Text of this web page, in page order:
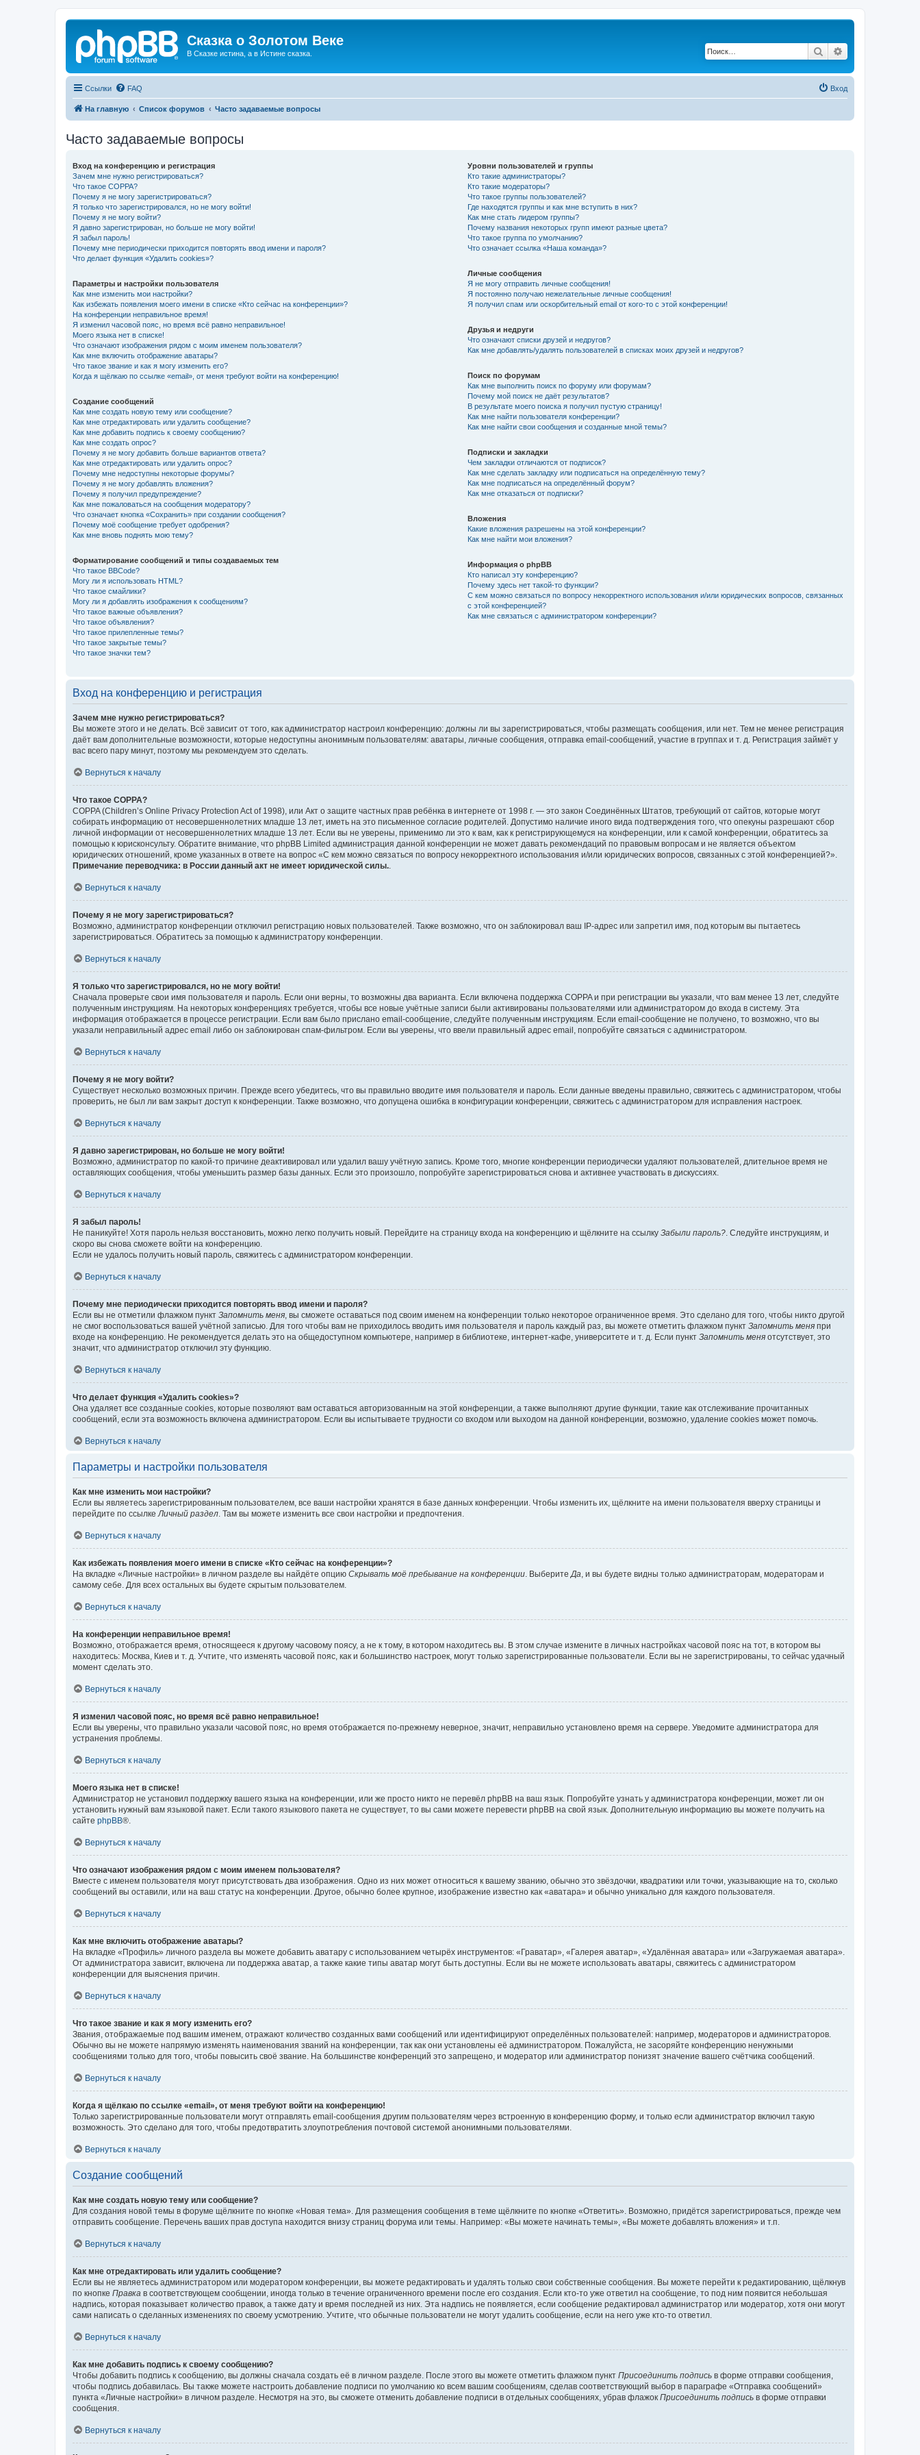
Сказка о Золотом Веке
В Сказке истина, а в Истине сказка. Поиск
Ссылки FAQ Вход
На главную Список форумов Часто задаваемые вопросы
Часто задаваемые вопросы
Вход на конференцию и регистрация
Зачем мне нужно регистрироваться?
Что такое COPPA?
Почему я не могу зарегистрироваться?
Я только что зарегистрировался, но не могу войти!
Почему я не могу войти?
Я давно зарегистрирован, но больше не могу войти!
Я забыл пароль!
Почему мне периодически приходится повторять ввод имени и пароля?
Что делает функция «Удалить cookies»?
Параметры и настройки пользователя
Как мне изменить мои настройки?
Как избежать появления моего имени в списке «Кто сейчас на конференции»?
На конференции неправильное время!
Я изменил часовой пояс, но время всё равно неправильное!
Моего языка нет в списке!
Что означают изображения рядом с моим именем пользователя?
Как мне включить отображение аватары?
Что такое звание и как я могу изменить его?
Когда я щёлкаю по ссылке «email», от меня требуют войти на конференцию!
Создание сообщений
Как мне создать новую тему или сообщение?
Как мне отредактировать или удалить сообщение?
Как мне добавить подпись к своему сообщению?
Как мне создать опрос?
Почему я не могу добавить больше вариантов ответа?
Как мне отредактировать или удалить опрос?
Почему мне недоступны некоторые форумы?
Почему я не могу добавлять вложения?
Почему я получил предупреждение?
Как мне пожаловаться на сообщения модератору?
Что означает кнопка «Сохранить» при создании сообщения?
Почему моё сообщение требует одобрения?
Как мне вновь поднять мою тему?
Форматирование сообщений и типы создаваемых тем
Что такое BBCode?
Могу ли я использовать HTML?
Что такое смайлики?
Могу ли я добавлять изображения к сообщениям?
Что такое важные объявления?
Что такое объявления?
Что такое прилепленные темы?
Что такое закрытые темы?
Что такое значки тем?
Уровни пользователей и группы
Кто такие администраторы?
Кто такие модераторы?
Что такое группы пользователей?
Где находятся группы и как мне вступить в них?
Как мне стать лидером группы?
Почему названия некоторых групп имеют разные цвета?
Что такое группа по умолчанию?
Что означает ссылка «Наша команда»?
Личные сообщения
Я не могу отправить личные сообщения!
Я постоянно получаю нежелательные личные сообщения!
Я получил спам или оскорбительный email от кого-то с этой конференции!
Друзья и недруги
Что означают списки друзей и недругов?
Как мне добавлять/удалять пользователей в списках моих друзей и недругов?
Поиск по форумам
Как мне выполнить поиск по форуму или форумам?
Почему мой поиск не даёт результатов?
В результате моего поиска я получил пустую страницу!
Как мне найти пользователя конференции?
Как мне найти свои сообщения и созданные мной темы?
Подписки и закладки
Чем закладки отличаются от подписок?
Как мне сделать закладку или подписаться на определённую тему?
Как мне подписаться на определённый форум?
Как мне отказаться от подписки?
Вложения
Какие вложения разрешены на этой конференции?
Как мне найти мои вложения?
Информация о phpBB
Кто написал эту конференцию?
Почему здесь нет такой-то функции?
С кем можно связаться по вопросу некорректного использования и/или юридических вопросов, связанных
с этой конференцией?
Как мне связаться с администратором конференции?
Вход на конференцию и регистрация
Зачем мне нужно регистрироваться?
Вы можете этого и не делать. Всё зависит от того, как администратор настроил конференцию: должны ли вы зарегистрироваться, чтобы размещать сообщения, или нет. Тем не менее регистрация
даёт вам дополнительные возможности, которые недоступны анонимным пользователям: аватары, личные сообщения, отправка email-сообщений, участие в группах и т. д. Регистрация займёт у
вас всего пару минут, поэтому мы рекомендуем это сделать.
Вернуться к началу
Что такое COPPA?
COPPA (Children’s Online Privacy Protection Act of 1998), или Акт о защите частных прав ребёнка в интернете от 1998 г. — это закон Соединённых Штатов, требующий от сайтов, которые могут
собирать информацию от несовершеннолетних младше 13 лет, иметь на это письменное согласие родителей. Допустимо наличие иного вида подтверждения того, что опекуны разрешают сбор
личной информации от несовершеннолетних младше 13 лет. Если вы не уверены, применимо ли это к вам, как к регистрирующемуся на конференции, или к самой конференции, обратитесь за
помощью к юрисконсульту. Обратите внимание, что phpBB Limited администрация данной конференции не может давать рекомендаций по правовым вопросам и не является объектом
юридических отношений, кроме указанных в ответе на вопрос «С кем можно связаться по вопросу некорректного использования и/или юридических вопросов, связанных с этой конференцией?».
Примечание переводчика: в России данный акт не имеет юридической силы.
Вернуться к началу
Почему я не могу зарегистрироваться?
Возможно, администратор конференции отключил регистрацию новых пользователей. Также возможно, что он заблокировал ваш IP-адрес или запретил имя, под которым вы пытаетесь
зарегистрироваться. Обратитесь за помощью к администратору конференции.
Вернуться к началу
Я только что зарегистрировался, но не могу войти!
Сначала проверьте свои имя пользователя и пароль. Если они верны, то возможны два варианта. Если включена поддержка COPPA и при регистрации вы указали, что вам менее 13 лет, следуйте
полученным инструкциям. На некоторых конференциях требуется, чтобы все новые учётные записи были активированы пользователями или администратором до входа в систему. Эта
информация отображается в процессе регистрации. Если вам было прислано email-сообщение, следуйте полученным инструкциям. Если email-сообщение не получено, то возможно, что вы
указали неправильный адрес email либо он заблокирован спам-фильтром. Если вы уверены, что ввели правильный адрес email, попробуйте связаться с администратором.
Вернуться к началу
Почему я не могу войти?
Существует несколько возможных причин. Прежде всего убедитесь, что вы правильно вводите имя пользователя и пароль. Если данные введены правильно, свяжитесь с администратором, чтобы
проверить, не был ли вам закрыт доступ к конференции. Также возможно, что допущена ошибка в конфигурации конференции, свяжитесь с администратором для исправления настроек.
Вернуться к началу
Я давно зарегистрирован, но больше не могу войти!
Возможно, администратор по какой-то причине деактивировал или удалил вашу учётную запись. Кроме того, многие конференции периодически удаляют пользователей, длительное время не
оставляющих сообщения, чтобы уменьшить размер базы данных. Если это произошло, попробуйте зарегистрироваться снова и активнее участвовать в дискуссиях.
Вернуться к началу
Я забыл пароль!
Не паникуйте! Хотя пароль нельзя восстановить, можно легко получить новый. Перейдите на страницу входа на конференцию и щёлкните на ссылку Забыли пароль? . Следуйте инструкциям, и
скоро вы снова сможете войти на конференцию.
Если не удалось получить новый пароль, свяжитесь с администратором конференции.
Вернуться к началу
Почему мне периодически приходится повторять ввод имени и пароля?
Если вы не отметили флажком пункт Запомнить меня , вы сможете оставаться под своим именем на конференции только некоторое ограниченное время. Это сделано для того, чтобы никто другой
не смог воспользоваться вашей учётной записью. Для того чтобы вам не приходилось вводить имя пользователя и пароль каждый раз, вы можете отметить флажком пункт Запомнить меня при
входе на конференцию. Не рекомендуется делать это на общедоступном компьютере, например в библиотеке, интернет-кафе, университете и т. д. Если пункт Запомнить меня отсутствует, это
значит, что администратор отключил эту функцию.
Вернуться к началу
Что делает функция «Удалить cookies»?
Она удаляет все созданные cookies, которые позволяют вам оставаться авторизованным на этой конференции, а также выполняют другие функции, такие как отслеживание прочитанных
сообщений, если эта возможность включена администратором. Если вы испытываете трудности со входом или выходом на данной конференции, возможно, удаление cookies может помочь.
Вернуться к началу
Параметры и настройки пользователя
Как мне изменить мои настройки?
Если вы являетесь зарегистрированным пользователем, все ваши настройки хранятся в базе данных конференции. Чтобы изменить их, щёлкните на имени пользователя вверху страницы и
перейдите по ссылке Личный раздел . Там вы можете изменить все свои настройки и предпочтения.
Вернуться к началу
Как избежать появления моего имени в списке «Кто сейчас на конференции»?
На вкладке «Личные настройки» в личном разделе вы найдёте опцию Скрывать моё пребывание на конференции . Выберите Да , и вы будете видны только администраторам, модераторам и
самому себе. Для всех остальных вы будете скрытым пользователем.
Вернуться к началу
На конференции неправильное время!
Возможно, отображается время, относящееся к другому часовому поясу, а не к тому, в котором находитесь вы. В этом случае измените в личных настройках часовой пояс на тот, в котором вы
находитесь: Москва, Киев и т. д. Учтите, что изменять часовой пояс, как и большинство настроек, могут только зарегистрированные пользователи. Если вы не зарегистрированы, то сейчас удачный
момент сделать это.
Вернуться к началу
Я изменил часовой пояс, но время всё равно неправильное!
Если вы уверены, что правильно указали часовой пояс, но время отображается по-прежнему неверное, значит, неправильно установлено время на сервере. Уведомите администратора для
устранения проблемы.
Вернуться к началу
Моего языка нет в списке!
Администратор не установил поддержку вашего языка на конференции, или же просто никто не перевёл phpBB на ваш язык. Попробуйте узнать у администратора конференции, может ли он
установить нужный вам языковой пакет. Если такого языкового пакета не существует, то вы сами можете перевести phpBB на свой язык. Дополнительную информацию вы можете получить на
сайте phpBB®.
Вернуться к началу
Что означают изображения рядом с моим именем пользователя?
Вместе с именем пользователя могут присутствовать два изображения. Одно из них может относиться к вашему званию, обычно это звёздочки, квадратики или точки, указывающие на то, сколько
сообщений вы оставили, или на ваш статус на конференции. Другое, обычно более крупное, изображение известно как «аватара» и обычно уникально для каждого пользователя.
Вернуться к началу
Как мне включить отображение аватары?
На вкладке «Профиль» личного раздела вы можете добавить аватару с использованием четырёх инструментов: «Граватар», «Галерея аватар», «Удалённая аватара» или «Загружаемая аватара».
От администратора зависит, включена ли поддержка аватар, а также какие типы аватар могут быть доступны. Если вы не можете использовать аватары, свяжитесь с администратором
конференции для выяснения причин.
Вернуться к началу
Что такое звание и как я могу изменить его?
Звания, отображаемые под вашим именем, отражают количество созданных вами сообщений или идентифицируют определённых пользователей: например, модераторов и администраторов.
Обычно вы не можете напрямую изменять наименования званий на конференции, так как они установлены её администратором. Пожалуйста, не засоряйте конференцию ненужными
сообщениями только для того, чтобы повысить своё звание. На большинстве конференций это запрещено, и модератор или администратор понизят значение вашего счётчика сообщений.
Вернуться к началу
Когда я щёлкаю по ссылке «email», от меня требуют войти на конференцию!
Только зарегистрированные пользователи могут отправлять email-сообщения другим пользователям через встроенную в конференцию форму, и только если администратор включил такую
возможность. Это сделано для того, чтобы предотвратить злоупотребления почтовой системой анонимными пользователями.
Вернуться к началу
Создание сообщений
Как мне создать новую тему или сообщение?
Для создания новой темы в форуме щёлкните по кнопке «Новая тема». Для размещения сообщения в теме щёлкните по кнопке «Ответить». Возможно, придётся зарегистрироваться, прежде чем
отправить сообщение. Перечень ваших прав доступа находится внизу страниц форума или темы. Например: «Вы можете начинать темы», «Вы можете добавлять вложения» и т.п.
Вернуться к началу
Как мне отредактировать или удалить сообщение?
Если вы не являетесь администратором или модератором конференции, вы можете редактировать и удалять только свои собственные сообщения. Вы можете перейти к редактированию, щёлкнув
по кнопке Правка в соответствующем сообщении, иногда только в течение ограниченного времени после его создания. Если кто-то уже ответил на сообщение, то под ним появится небольшая
надпись, которая показывает количество правок, а также дату и время последней из них. Эта надпись не появляется, если сообщение редактировал администратор или модератор, хотя они могут
сами написать о сделанных изменениях по своему усмотрению. Учтите, что обычные пользователи не могут удалить сообщение, если на него уже кто-то ответил.
Вернуться к началу
Как мне добавить подпись к своему сообщению?
Чтобы добавить подпись к сообщению, вы должны сначала создать её в личном разделе. После этого вы можете отметить флажком пункт Присоединить подпись в форме отправки сообщения,
чтобы подпись добавилась. Вы также можете настроить добавление подписи по умолчанию ко всем вашим сообщениям, сделав соответствующий выбор в параграфе «Отправка сообщений»
пункта «Личные настройки» в личном разделе. Несмотря на это, вы сможете отменить добавление подписи в отдельных сообщениях, убрав флажок Присоединить подпись в форме отправки
сообщения.
Вернуться к началу